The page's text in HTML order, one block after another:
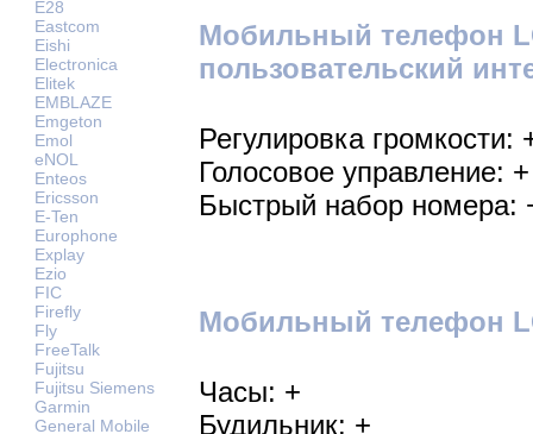
E28
Eastcom
Eishi
Electronica
Elitek
EMBLAZE
Emgeton
Emol
eNOL
Enteos
Ericsson
E-Ten
Europhone
Explay
Ezio
FIC
Firefly
Fly
FreeTalk
Fujitsu
Fujitsu Siemens
Garmin
General Mobile
Мобильный телефон
пользовательский
Регулировка громкости:
Голосовое управление: +
Быстрый набор номера:
Мобильный телефон
Часы: +
Будильник: +